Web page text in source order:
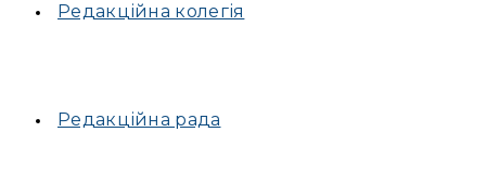
Редакційна колегія
Редакційна рада